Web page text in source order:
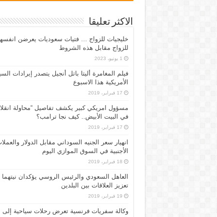
الاكثر تعليقا
خليجيات للزواج … فتيات سعوديات يعرضن
للزواج مقابل هذه الشروط
1 يونيو، 2023
فيلم المغامرة أليتا‭ ‬باتل أنجيل يتصدر إيرادات
الأمريكية هذا الاسبوع
17 فبراير، 2019
مسؤول امريكي كبير يكشف تفاصيل “محاولة
في البيت الأبيض.. كيف نجا ترامب؟
17 فبراير، 2019
انهيار سعر الجنيه السوداني مقابل الدولار
الأجنبية في السوق الموازي اليوم
18 فبراير، 2019
العاهل السعودي والرئيس الروسي يؤكدان نيتهما
تعزيز العلاقات بين البلدين
19 فبراير، 2019
وكالة سفريات فرنسية تعرض رحلات سياحية إلى